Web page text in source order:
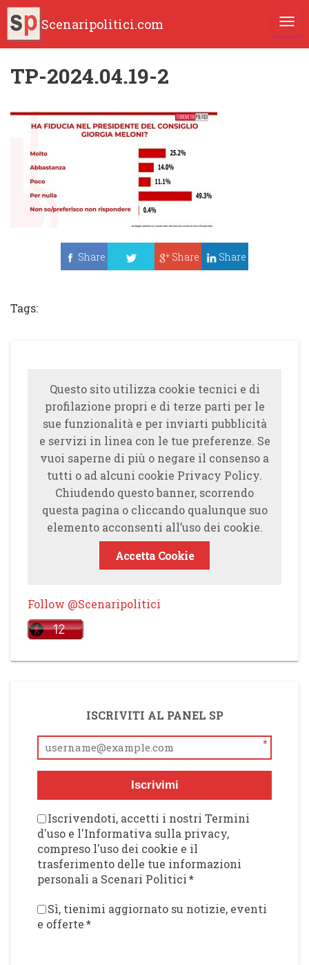
Scenaripolitici.com
TP-2024.04.19-2
Share
Share Share
Tags:
Questo sito utilizza cookie tecnici e di
profilazione propri e di terze parti per le
sue funzionalità e per inviarti pubblicità
e servizi in linea con le tue preferenze. Se
vuoi saperne di più o negare il consenso a
tutti o ad alcuni cookie Privacy Policy.
Chiudendo questo banner, scorrendo
questa pagina o cliccando qualunque suo
elemento acconsenti all’uso dei cookie.
Accetta Cookie
Follow @Scenaripolitici
ISCRIVITI AL PANEL SP
*
Iscrivimi
Iscrivendoti, accetti i nostri Termini
d'uso e l'Informativa sulla privacy,
compreso l'uso dei cookie e il
trasferimento delle tue informazioni
personali a Scenari Politici*
Sì, tienimi aggiornato su notizie, eventi
e offerte*